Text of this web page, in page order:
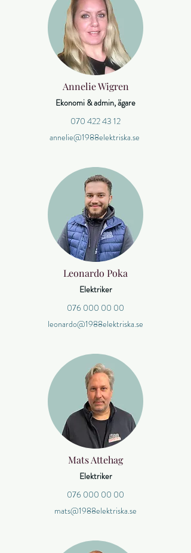
Annelie Wigren
Ekonomi & admin, ägare
070 422 43 12
annelie@1988elektriska.se
Leonardo Poka
Elektriker
076 000 00 00
leonardo@1988elektriska.se
Mats Attehag
Elektriker
076 000 00 00
mats@1988elektriska.se